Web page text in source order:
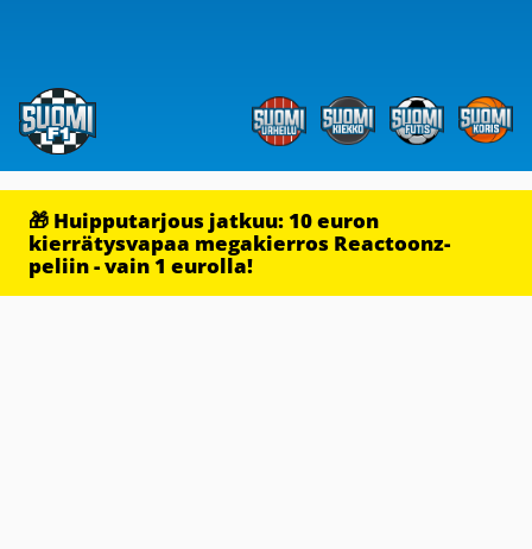
🎁 Huipputarjous jatkuu: 10 euron
kierrätysvapaa megakierros Reactoonz-
peliin - vain 1 eurolla!